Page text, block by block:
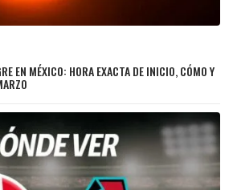
EN MÉXICO: HORA EXACTA DE INICIO, CÓMO Y